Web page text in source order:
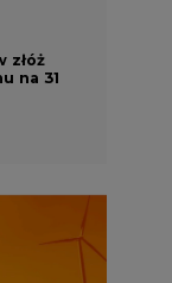
złóż
na 31